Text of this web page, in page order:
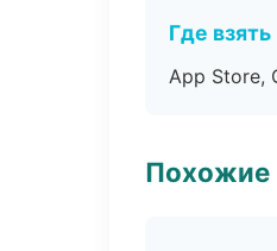
Где
App Store,
Похожие